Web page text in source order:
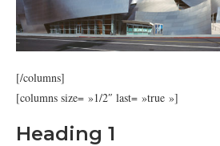
[/columns]
[columns size= »1/2″ last= »true »]
Heading 1